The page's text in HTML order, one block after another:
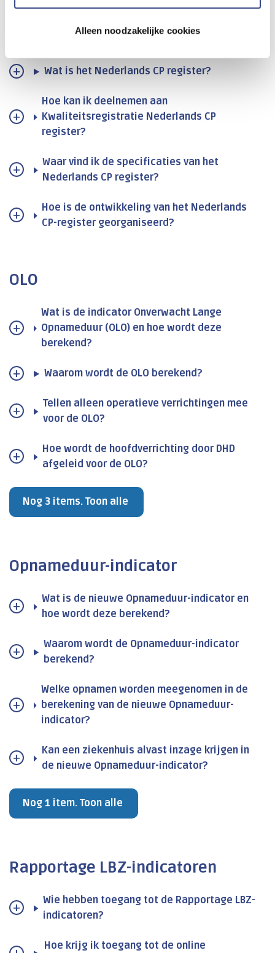
Alleen noodzakelijke cookies
Nederlands CP register
Wat is het Nederlands CP register?
Hoe kan ik deelnemen aan
Kwaliteitsregistratie Nederlands CP
register?
Waar vind ik de specificaties van het
Nederlands CP register?
Hoe is de ontwikkeling van het Nederlands
CP-register georganiseerd?
OLO
Wat is de indicator Onverwacht Lange
Opnameduur (OLO) en hoe wordt deze
berekend?
Waarom wordt de OLO berekend?
Tellen alleen operatieve verrichtingen mee
voor de OLO?
Hoe wordt de hoofdverrichting door DHD
afgeleid voor de OLO?
Nog 3 items. Toon alle
Opnameduur-indicator
Wat is de nieuwe Opnameduur-indicator en
hoe wordt deze berekend?
Waarom wordt de Opnameduur-indicator
berekend?
Welke opnamen worden meegenomen in de
berekening van de nieuwe Opnameduur-
indicator?
Kan een ziekenhuis alvast inzage krijgen in
de nieuwe Opnameduur-indicator?
Nog 1 item. Toon alle
Rapportage LBZ-indicatoren
Wie hebben toegang tot de Rapportage LBZ-
indicatoren?
Hoe krijg ik toegang tot de online